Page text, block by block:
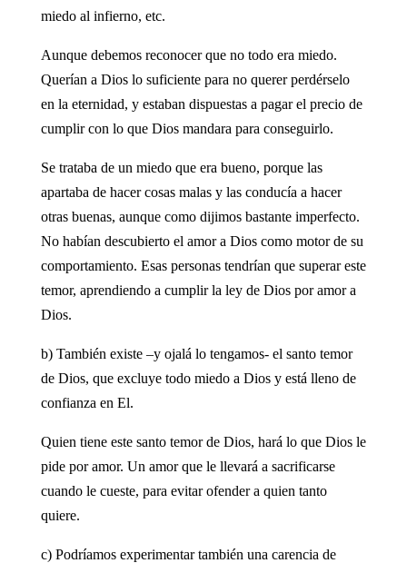
miedo al infierno, etc.
Aunque debemos reconocer que no todo era miedo.
Querían a Dios lo suficiente para no querer perdérselo
en la eternidad, y estaban dispuestas a pagar el precio de
cumplir con lo que Dios mandara para conseguirlo.
Se trataba de un miedo que era bueno, porque las
apartaba de hacer cosas malas y las conducía a hacer
otras buenas, aunque como dijimos bastante imperfecto.
No habían descubierto el amor a Dios como motor de su
comportamiento. Esas personas tendrían que superar este
temor, aprendiendo a cumplir la ley de Dios por amor a
Dios.
b) También existe –y ojalá lo tengamos- el santo temor
de Dios, que excluye todo miedo a Dios y está lleno de
confianza en El.
Quien tiene este santo temor de Dios, hará lo que Dios le
pide por amor. Un amor que le llevará a sacrificarse
cuando le cueste, para evitar ofender a quien tanto
quiere.
c) Podríamos experimentar también una carencia de